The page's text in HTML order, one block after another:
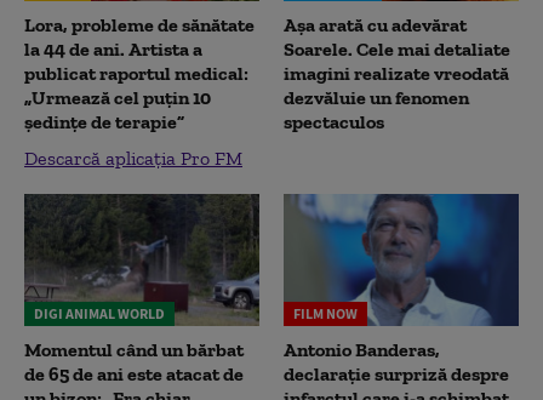
Lora, probleme de sănătate
la 44 de ani. Artista a
publicat raportul medical:
„Urmează cel puțin 10
ședințe de terapie”
Descarcă aplicația Pro FM
Așa arată cu adevărat
Soarele. Cele mai detaliate
imagini realizate vreodată
dezvăluie un fenomen
spectaculos
DIGI ANIMAL WORLD
Momentul când un bărbat
de 65 de ani este atacat de
FILM NOW
Antonio Banderas,
declarație surpriză despre